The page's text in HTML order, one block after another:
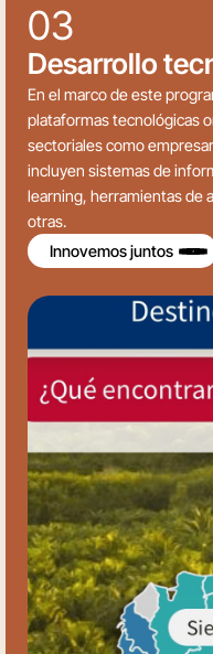
03
Desarrollo
En el marco de este
plataformas tecnológicas
sectoriales como
incluyen sistemas de
learning, herramientas de
otras.
Innovemos juntos